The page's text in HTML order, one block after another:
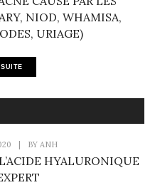
NIOD, WHAMISA,
URIAGE)
| BY ANH
HYALURONIQUE